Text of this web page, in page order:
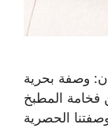
وصفة بحرية
المطبخ
الحصرية